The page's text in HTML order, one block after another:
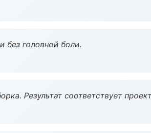
без головной боли.
Результат соответствует